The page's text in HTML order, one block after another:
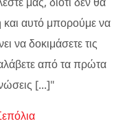
και αυτό μπορούμε να
να δοκιμάσετε τις
από τα πρώτα
[...]"